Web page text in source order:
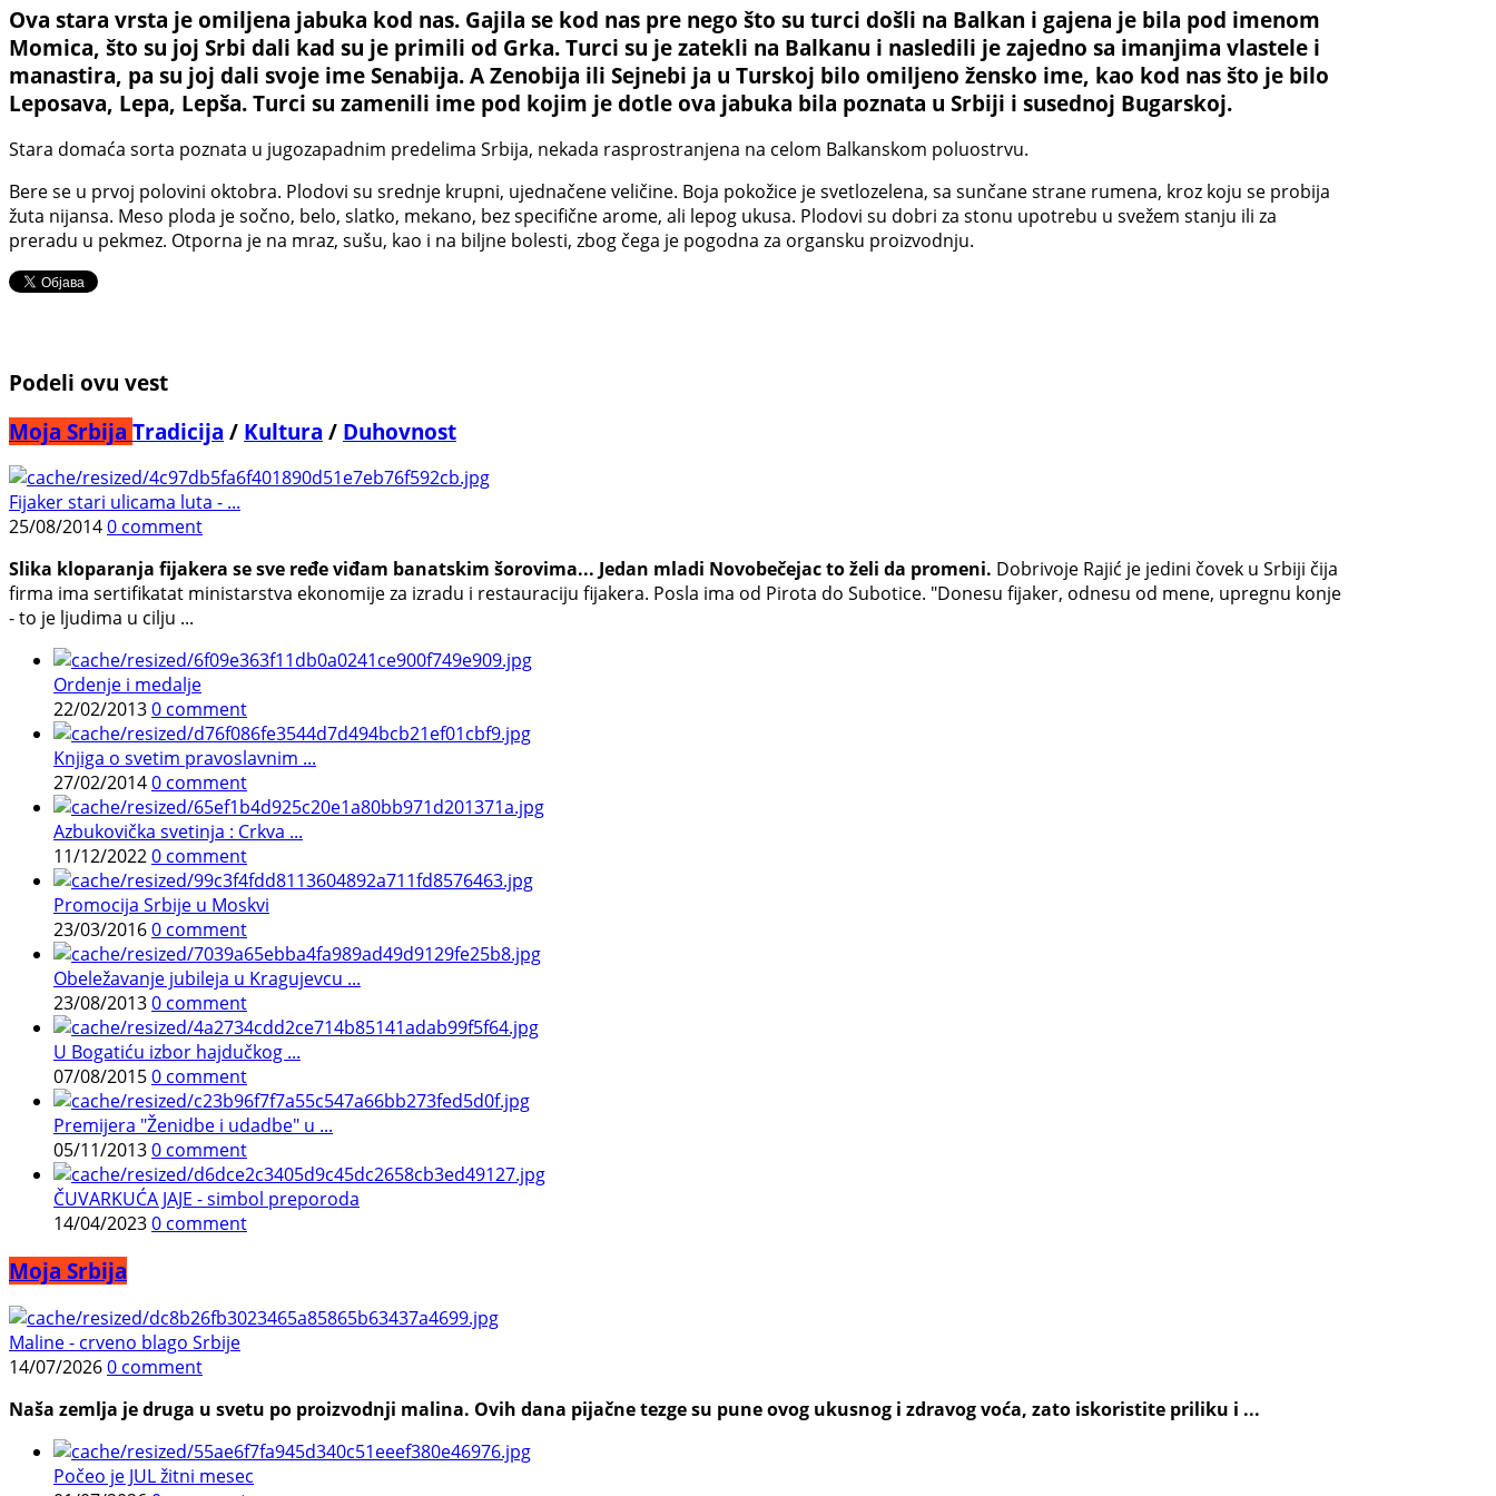
Ova stara vrsta je omiljena jabuka kod nas. Gajila se kod nas pre nego što su turci došli na Balkan i gajena je bila pod imenom
Momica, što su joj Srbi dali kad su je primili od Grka. Turci su je zatekli na Balkanu i nasledili je zajedno sa imanjima vlastele i
manastira, pa su joj dali svoje ime Senabija. A Zenobija ili Sejnebi ja u Turskoj bilo omiljeno žensko ime, kao kod nas što je bilo
Leposava, Lepa, Lepša. Turci su zamenili ime pod kojim je dotle ova jabuka bila poznata u Srbiji i susednoj Bugarskoj.
Stara domaća sorta poznata u jugozapadnim predelima Srbija, nekada rasprostranjena na celom Balkanskom poluostrvu.
Bere se u prvoj polovini oktobra. Plodovi su srednje krupni, ujednačene veličine. Boja pokožice je svetlozelena, sa sunčane strane rumena, kroz koju se probija
žuta nijansa. Meso ploda je sočno, belo, slatko, mekano, bez specifične arome, ali lepog ukusa. Plodovi su dobri za stonu upotrebu u svežem stanju ili za
preradu u pekmez. Otporna je na mraz, sušu, kao i na biljne bolesti, zbog čega je pogodna za organsku proizvodnju.
Podeli ovu vest
Moja Srbija Tradicija / Kultura / Duhovnost
Fijaker stari ulicama luta - ...
25/08/20140 comment
Slika kloparanja fijakera se sve ređe viđam banatskim šorovima... Jedan mladi Novobečejac to želi da promeni. Dobrivoje Rajić je jedini čovek u Srbiji čija
firma ima sertifikatat ministarstva ekonomije za izradu i restauraciju fijakera. Posla ima od Pirota do Subotice. "Donesu fijaker, odnesu od mene, upregnu konje
- to je ljudima u cilju ...
Ordenje i medalje
22/02/20130 comment
Knjiga o svetim pravoslavnim ...
27/02/20140 comment
Azbukovička svetinja : Crkva ...
11/12/20220 comment
Promocija Srbije u Moskvi
23/03/20160 comment
Obeležavanje jubileja u Kragujevcu ...
23/08/20130 comment
U Bogatiću izbor hajdučkog ...
07/08/20150 comment
Premijera "Ženidbe i udadbe" u ...
05/11/20130 comment
ČUVARKUĆA JAJE - simbol preporoda
14/04/20230 comment
Moja Srbija
Maline - crveno blago Srbije
14/07/20260 comment
Naša zemlja je druga u svetu po proizvodnji malina. Ovih dana pijačne tezge su pune ovog ukusnog i zdravog voća, zato iskoristite priliku i ...
Počeo je JUL žitni mesec